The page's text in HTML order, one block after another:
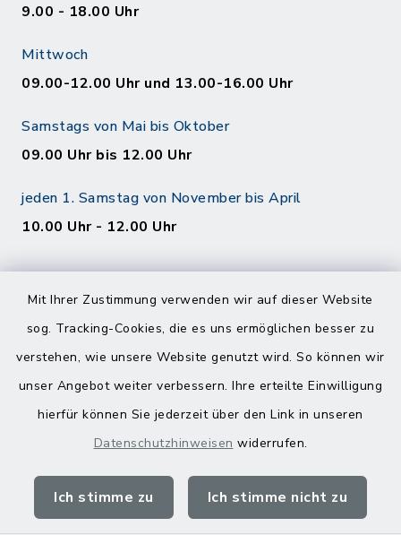
Mit Ihrer Zustimmung verwenden wir auf dieser Website
sog. Tracking-Cookies, die es uns ermöglichen besser zu
verstehen, wie unsere Website genutzt wird. So können wir
unser Angebot weiter verbessern. Ihre erteilte Einwilligung
hierfür können Sie jederzeit über den Link in unseren
Datenschutzhinweisen widerrufen.
Ich stimme zu Ich stimme nicht zu
9.00 - 18.00 Uhr
Mittwoch
09.00-12.00 Uhr und 13.00-16.00 Uhr
Samstags von Mai bis Oktober
09.00 Uhr bis 12.00 Uhr
jeden 1. Samstag von November bis April
10.00 Uhr - 12.00 Uhr
Barrierefreiheit
Impressum